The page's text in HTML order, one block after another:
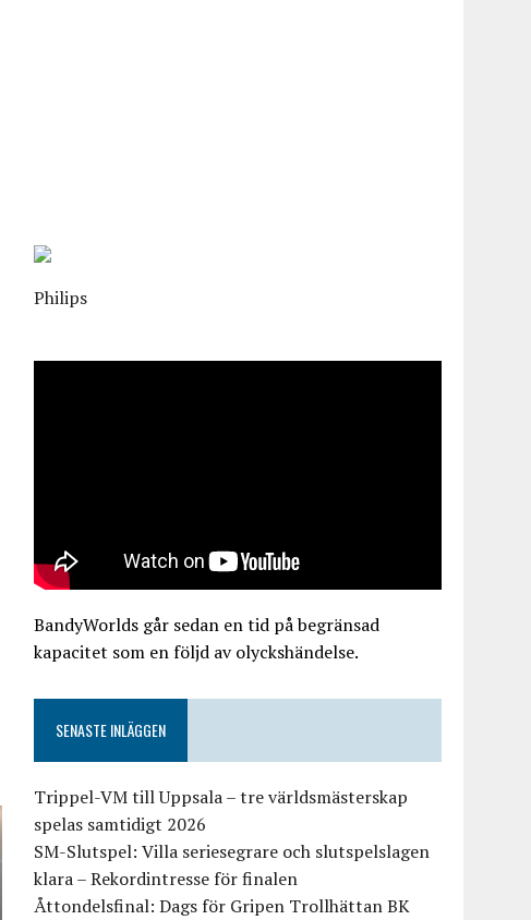
Philips
BandyWorlds går sedan en tid på begränsad
kapacitet som en följd av olyckshändelse.
SENASTE INLÄGGEN
Trippel-VM till Uppsala – tre världsmästerskap
spelas samtidigt 2026
SM-Slutspel: Villa seriesegrare och slutspelslagen
klara – Rekordintresse för finalen
Åttondelsfinal: Dags för Gripen Trollhättan BK